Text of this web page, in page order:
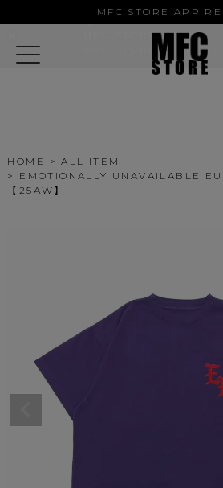
MFC STORE APP
HOME
ALL ITEM
EMOTIONALLY UNAVAILABLE
【25AW】
MFC STORE
MFC STORE/EXAMPLE
Google Play